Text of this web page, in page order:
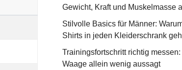
Gewicht, Kraft und Muskelmasse
Stilvolle Basics für Männer:
Shirts in jeden Kleiderschrank
Trainingsfortschritt richtig
Waage allein wenig aussagt